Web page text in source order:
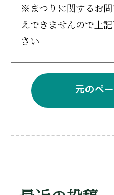
※まつりに関するお
えできませんので上
さい
元のペ